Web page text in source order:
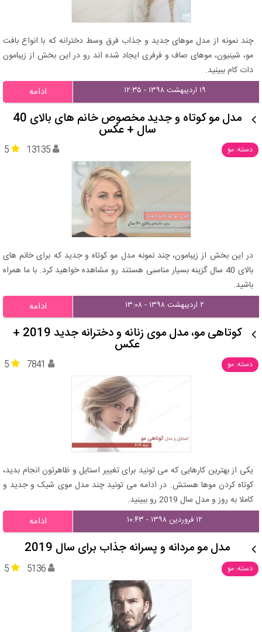
چند نمونه از مدل موهای جدید و جذاب فرق وسط دخترانه که با انواع بافت
مو، شینیون، موهای صاف و فرفری ایجاد شده اند رو در این بخش از زیبامون
دات کام ببینید.
۱۹ اردیبهشت ۱۳۹۸ - ۱۲:۳۵ ادامه
مدل مو کوتاه و جدید مخصوص خانم های بالای 40
سال + عکس
دسته: مو 5 13135
در این بخش از زیبامون، چند نمونه مدل مو کوتاه و جدید که برای خانم های
بالای 40 سال گزینه بسیار مناسبی هستند رو مشاهده خواهید کرد. با ما همراه
باشید.
۲ اردیبهشت ۱۳۹۸ - ۱۳:۰۸ ادامه
کوتاهی مو، مدل موی زنانه و دخترانه جدید 2019 +
عکس
دسته: مو 5 7841
یکی از بهترین کارهایی که می تونید برای تغییر استایل و ظاهرتون انجام بدید،
کوتاه کردن موها هستش. در ادامه می تونید چند مدل موی شیک و جدید و
کاملا به روز و مدل سال 2019 رو ببینید.
۱۲ فروردین ۱۳۹۸ - ۱۰:۴۳ ادامه
مدل مو مردانه و پسرانه جذاب برای سال 2019
دسته: مو 5 5136